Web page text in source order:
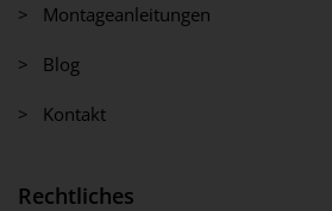
> Montageanleitungen
> Blog
> Kontakt
Rechtliches